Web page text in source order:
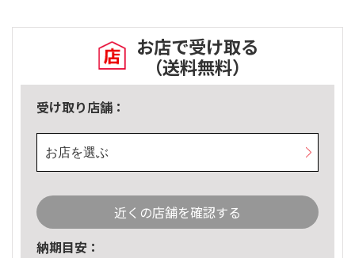
お店で受け取る
（送料無料）
受け取り店舗：
お店を選ぶ
近くの店舗を確認する
納期目安：